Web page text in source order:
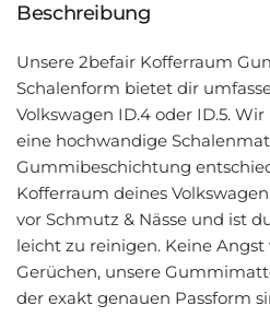
Beschreibung
Unsere 2befair Kofferraum
Schalenform bietet dir
Volkswagen ID.4 oder ID.5.
eine hochwandige
Gummibeschichtung
Kofferraum deines
vor Schmutz & Nässe und ist
leicht zu reinigen. Keine Angst
Gerüchen, unsere
der exakt genauen Passform